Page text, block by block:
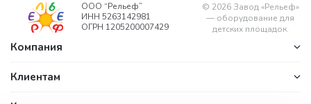
ООО “Рельеф”
ИНН 5263142981
ОГРН 1205200007429
© 2026Завод «Рельеф»
— оборудование для
детских площадок.
Компания
Клиентам